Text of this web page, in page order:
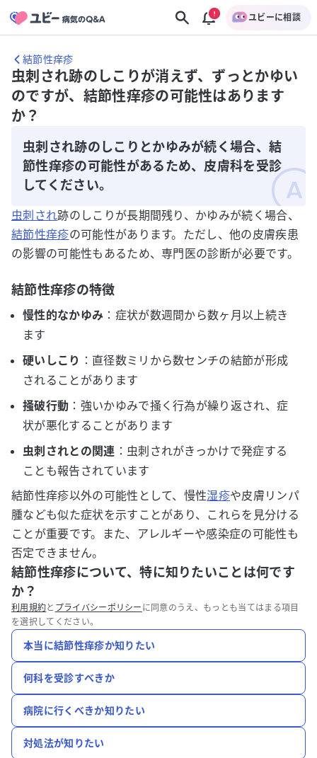
ユビーに相談
結節性痒疹
虫刺され跡のしこりが消えず、ずっとかゆい
のですが、結節性痒疹の可能性はあります
か？
虫刺され跡のしこりとかゆみが続く場合、結
節性痒疹の可能性があるため、皮膚科を受診
してください。
虫刺され跡のしこりが長期間残り、かゆみが続く場合、
結節性痒疹の可能性があります。ただし、他の皮膚疾患
の影響の可能性もあるため、専門医の診断が必要です。
結節性痒疹の特徴
慢性的なかゆみ ：症状が数週間から数ヶ月以上続き
ます
硬いしこり ：直径数ミリから数センチの結節が形成
されることがあります
掻破行動 ：強いかゆみで掻く行為が繰り返され、症
状が悪化することがあります
虫刺されとの関連 ：虫刺されがきっかけで発症する
ことも報告されています
結節性痒疹以外の可能性として、慢性湿疹や皮膚リンパ
腫なども似た症状を示すことがあり、これらを見分ける
ことが重要です。また、アレルギーや感染症の可能性も
否定できません。
結節性痒疹について、特に知りたいことは何です
か？
利用規約と プライバシーポリシー に同意のうえ、もっとも当てはまる項目
を選択してください。
本当に結節性痒疹か知りたい
何科を受診すべきか
病院に行くべきか知りたい
対処法が知りたい